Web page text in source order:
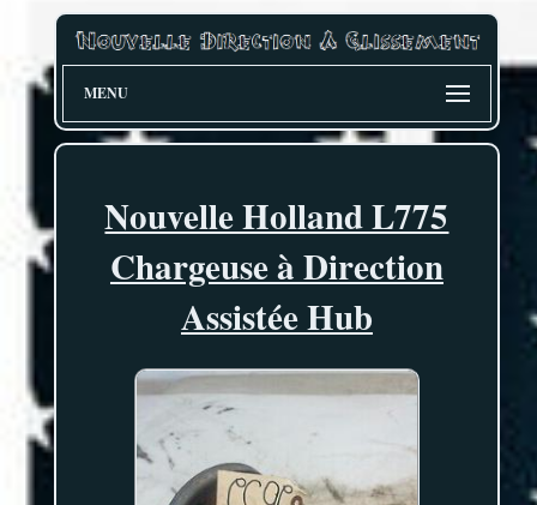
MENU
Nouvelle Holland L775
Chargeuse à Direction
Assistée Hub